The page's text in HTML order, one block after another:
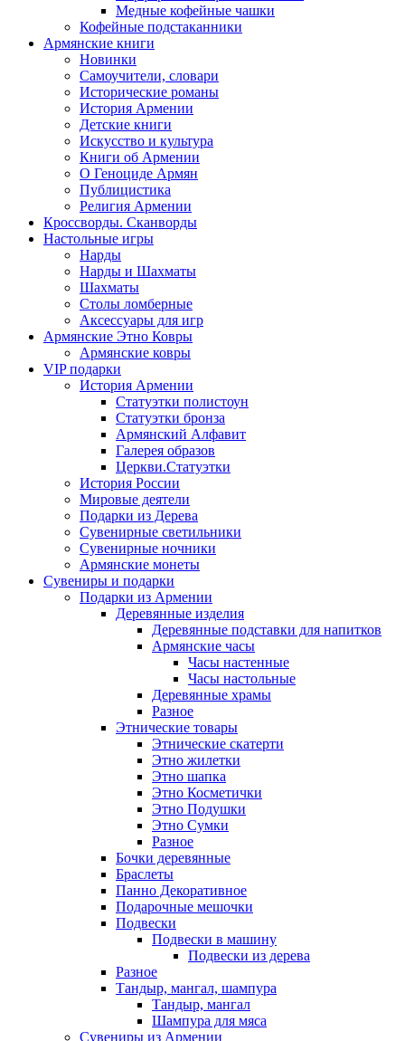
Медные кофейные чашки
Кофейные подстаканники
Армянские книги
Новинки
Самоучители, словари
Исторические романы
История Армении
Детские книги
Иcкусство и культура
Книги об Армении
О Геноциде Армян
Публицистика
Религия Армении
Кроссворды. Сканворды
Настольные игры
Нарды
Нарды и Шахматы
Шахматы
Столы ломберные
Аксессуары для игр
Армянские Этно Ковры
Армянские ковры
VIP подарки
История Армении
Статуэтки полистоун
Статуэтки бронза
Армянский Алфавит
Галерея образов
Церкви.Статуэтки
История России
Мировые деятели
Подарки из Дерева
Сувенирные светильники
Сувенирные ночники
Армянские монеты
Сувениры и подарки
Подарки из Армении
Деревянные изделия
Деревянные подставки для напитков
Армянские часы
Часы настенные
Часы настольные
Деревянные храмы
Разное
Этнические товары
Этнические скатерти
Этно жилетки
Этно шапка
Этно Косметички
Этно Подушки
Этно Сумки
Разное
Бочки деревянные
Браслеты
Панно Декоративное
Подарочные мешочки
Подвески
Подвески в машину
Подвески из дерева
Разное
Тандыр, мангал, шампура
Тандыр, мангал
Шампура для мяса
Сувениры из Армении